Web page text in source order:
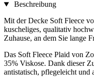
Beschreibung
Mit der Decke Soft Fleece
kuscheliges, qualitativ
Zuhause, an dem Sie lange
Das Soft Fleece Plaid von
35% Viskose. Dank dieser
antistatisch, pflegeleicht und